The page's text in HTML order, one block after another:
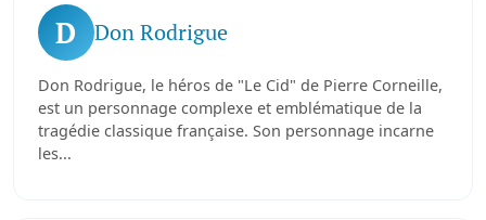
D Don Rodrigue
Don Rodrigue, le héros de "Le Cid" de Pierre Corneille,
est un personnage complexe et emblématique de la
tragédie classique française. Son personnage incarne
les...